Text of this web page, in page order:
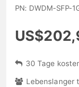
PN: DWDM-SFP-
30 Tage
Lebenslanger